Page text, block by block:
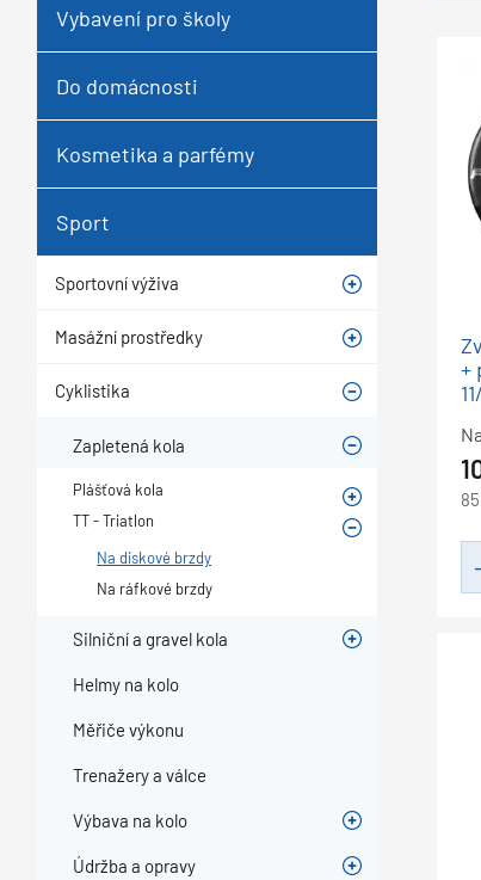
Vybavení pro školy
Do domácnosti
Kosmetika a parfémy
Sport
Sportovní výživa
Masážní prostředky
Cyklistika
Zapletená kola
Plášťová kola
TT - Triatlon
Na diskové brzdy
Na ráfkové brzdy
Silniční a gravel kola
Helmy na kolo
Měřiče výkonu
Trenažery a válce
Výbava na kolo
Údržba a opravy
+